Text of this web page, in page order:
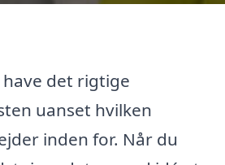
det rigtige
uanset hvilken
inden for. Når du